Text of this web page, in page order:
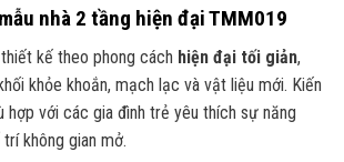
nhà 2 tầng hiện đại TMM019
kế theo phong cách hiện đại tối giản,
khỏe khoắn, mạch lạc và vật liệu mới. Kiến
hợp với các gia đình trẻ yêu thích sự năng
không gian mở.